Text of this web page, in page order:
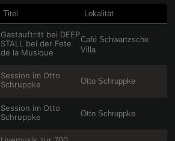
Titel Lokalität
Gastauftritt bei DEEP
STALL bei der Fete
de la Musique
Café Schwartzsche
Villa
Session im Otto
Schruppke
Otto Schruppke
Session im Otto
Schruppke
Otto Schruppke